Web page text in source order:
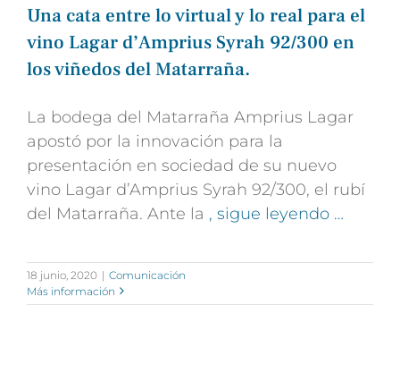
Una cata entre lo virtual y lo real para el
vino Lagar d’Amprius Syrah 92/300 en
los viñedos del Matarraña.
La bodega del Matarraña Amprius Lagar
apostó por la innovación para la
presentación en sociedad de su nuevo
vino Lagar d’Amprius Syrah 92/300, el rubí
del Matarraña. Ante la , sigue leyendo …
18 junio, 2020 | Comunicación
Más información